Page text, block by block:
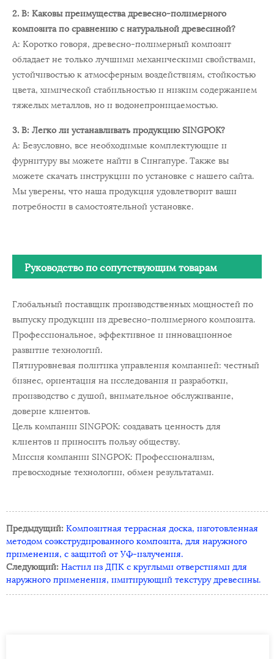
2. В: Каковы преимущества древесно-полимерного
композита по сравнению с натуральной древесиной?
А: Коротко говоря, древесно-полимерный композит
обладает не только лучшими механическими свойствами,
устойчивостью к атмосферным воздействиям, стойкостью
цвета, химической стабильностью и низким содержанием
тяжелых металлов, но и водонепроницаемостью.
3. В: Легко ли устанавливать продукцию SINGPOK?
А: Безусловно, все необходимые комплектующие и
фурнитуру вы можете найти в Сингапуре. Также вы
можете скачать инструкции по установке с нашего сайта.
Мы уверены, что наша продукция удовлетворит ваши
потребности в самостоятельной установке.
Руководство по сопутствующим товарам
Глобальный поставщик производственных мощностей по
выпуску продукции из древесно-полимерного композита.
Профессиональное, эффективное и инновационное
развитие технологий.
Пятиуровневая политика управления компанией: честный
бизнес, ориентация на исследования и разработки,
производство с душой, внимательное обслуживание,
доверие клиентов.
Цель компании SINGPOK: создавать ценность для
клиентов и приносить пользу обществу.
Миссия компании SINGPOK: Профессионализм,
превосходные технологии, обмен результатами.
Предыдущий: Композитная террасная доска, изготовленная
методом соэкструдированного композита, для наружного
применения, с защитой от УФ-излучения.
Следующий: Настил из ДПК с круглыми отверстиями для
наружного применения, имитирующий текстуру древесины.